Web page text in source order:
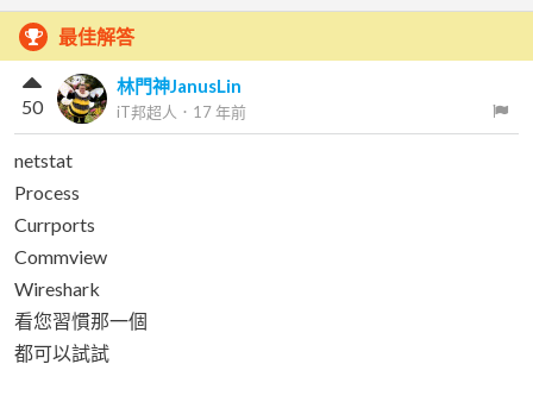
最佳解答
林門神JanusLin
iT邦超人 ． 17 年前
50
netstat
Process
Currports
Commview
Wireshark
看您習慣那一個
都可以試試